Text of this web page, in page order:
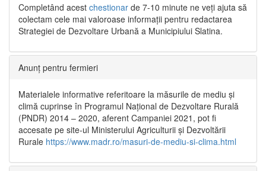
Completând acest chestionar de 7-10 minute ne veți ajuta să
colectam cele mai valoroase informații pentru redactarea
Strategiei de Dezvoltare Urbană a Municipiului Slatina.
Anunț pentru fermieri
Materialele informative referitoare la măsurile de mediu și
climă cuprinse în Programul Național de Dezvoltare Rurală
(PNDR) 2014 – 2020, aferent Campaniei 2021, pot fi
accesate pe site-ul Ministerului Agriculturii și Dezvoltării
Rurale https://www.madr.ro/masuri-de-mediu-si-clima.html